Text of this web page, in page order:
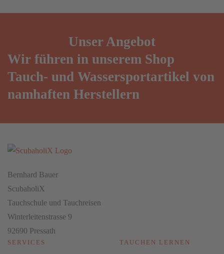
Unser Angebot
Wir führen in unserem Shop
Tauch- und Wassersportartikel von
namhaften Herstellern
Bernhard Bauer
ScubaholiX
Tauchschule und Tauchreisen
Winterleitenstrasse 9
92690 Pressath
SERVICES TAUCHEN LERNEN